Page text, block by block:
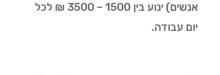
אנשים) ינוע בין 1500 – 3500 ₪ לכל
יום עבודה.